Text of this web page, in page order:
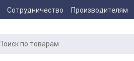
Сотрудничество Производителям